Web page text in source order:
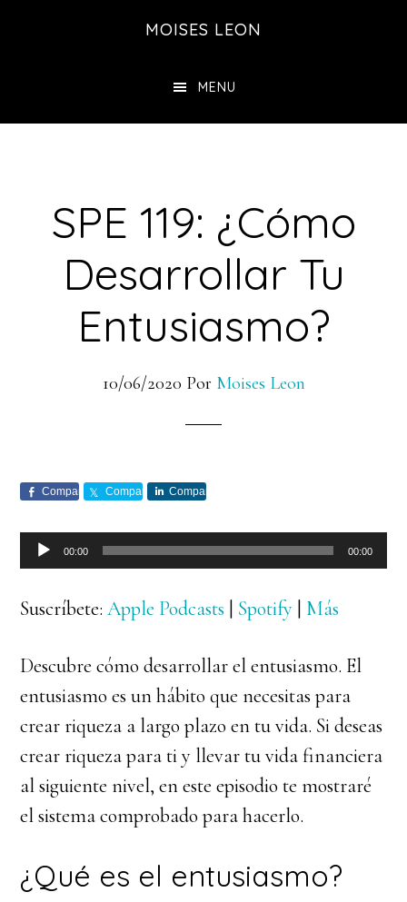
MOISES LEON
MENU
SPE 119: ¿Cómo
Desarrollar Tu
Entusiasmo?
10/06/2020 Por Moises Leon
Comparte Comparte Comparte
Reproductor
de
audio
00:00 00:00
Suscríbete:Apple Podcasts | Spotify | Más
Descubre cómo desarrollar el entusiasmo. El
entusiasmo es un hábito que necesitas para
crear riqueza a largo plazo en tu vida. Si deseas
crear riqueza para ti y llevar tu vida financiera
al siguiente nivel, en este episodio te mostraré
el sistema comprobado para hacerlo.
¿Qué es el entusiasmo?